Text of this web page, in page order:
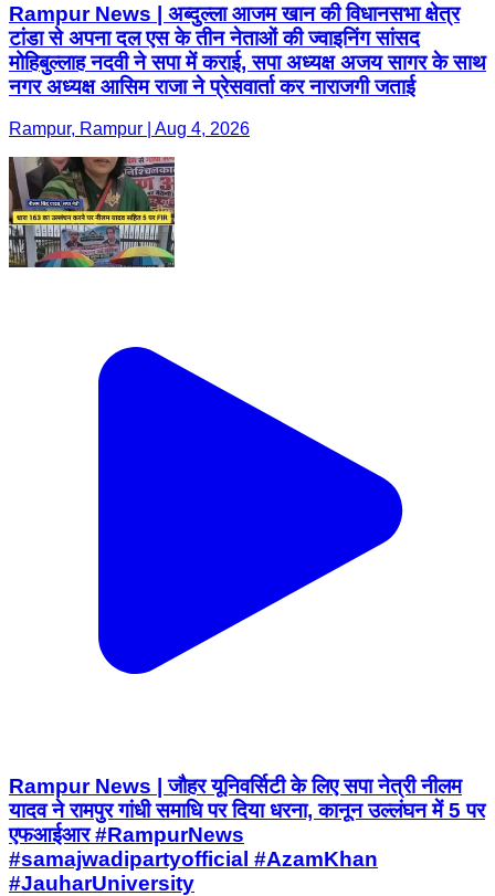
Rampur News | अब्दुल्ला आजम खान की विधानसभा क्षेत्र
टांडा से अपना दल एस के तीन नेताओं की ज्वाइनिंग सांसद
मोहिबुल्लाह नदवी ने सपा में कराई, सपा अध्यक्ष अजय सागर के साथ
नगर अध्यक्ष आसिम राजा ने प्रेसवार्ता कर नाराजगी जताई
Rampur, Rampur | Aug 4, 2026
Rampur News | जौहर यूनिवर्सिटी के लिए सपा नेत्री नीलम
यादव ने रामपुर गांधी समाधि पर दिया धरना, कानून उल्लंघन में 5 पर
एफआईआर #RampurNews
#samajwadipartyofficial #AzamKhan
#JauharUniversity